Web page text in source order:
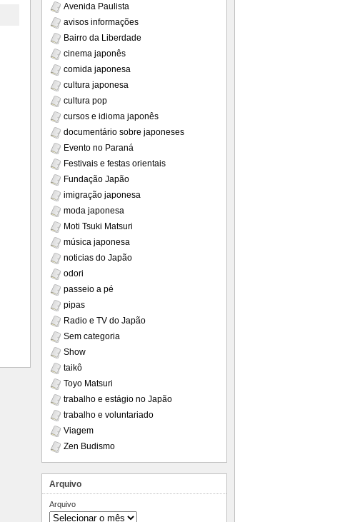
Avenida Paulista
avisos informações
Bairro da Liberdade
cinema japonês
comida japonesa
cultura japonesa
cultura pop
cursos e idioma japonês
documentário sobre japoneses
Evento no Paraná
Festivais e festas orientais
Fundação Japão
imigração japonesa
moda japonesa
Moti Tsuki Matsuri
música japonesa
noticias do Japão
odori
passeio a pé
pipas
Radio e TV do Japão
Sem categoria
Show
taikô
Toyo Matsuri
trabalho e estágio no Japão
trabalho e voluntariado
Viagem
Zen Budismo
Arquivo
Arquivo